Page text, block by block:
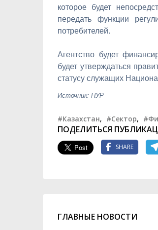
которое будет
передать функции
потребителей.
Агентство будет
будет утверждаться
статусу служащих
Источник: НУР
#Казахстан, #Сектор,
ПОДЕЛИТЬСЯ
SHARE
ГЛАВНЫЕ НОВОСТИ